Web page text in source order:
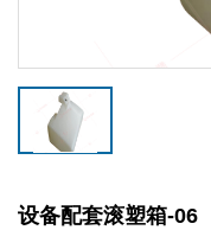
设备配套滚塑箱-06